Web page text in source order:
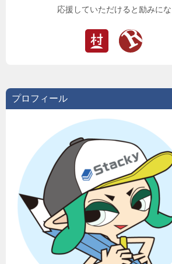
応援していただけると励みにな
プロフィール